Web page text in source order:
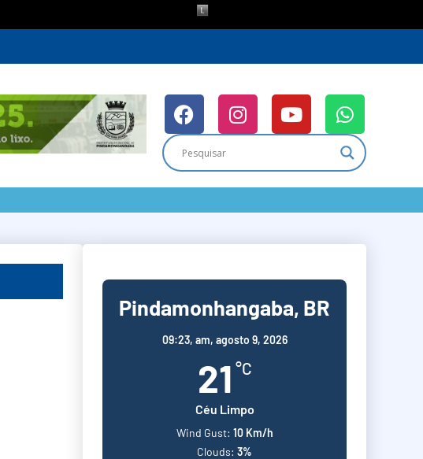
Pindamonhangaba, BR
09:23, am, agosto 9, 2026
21 °C
Céu Limpo
Wind Gust: 10 Km/h
Clouds: 3%